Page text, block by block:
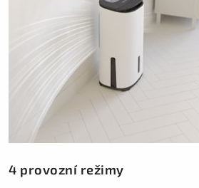
4 provozní režimy